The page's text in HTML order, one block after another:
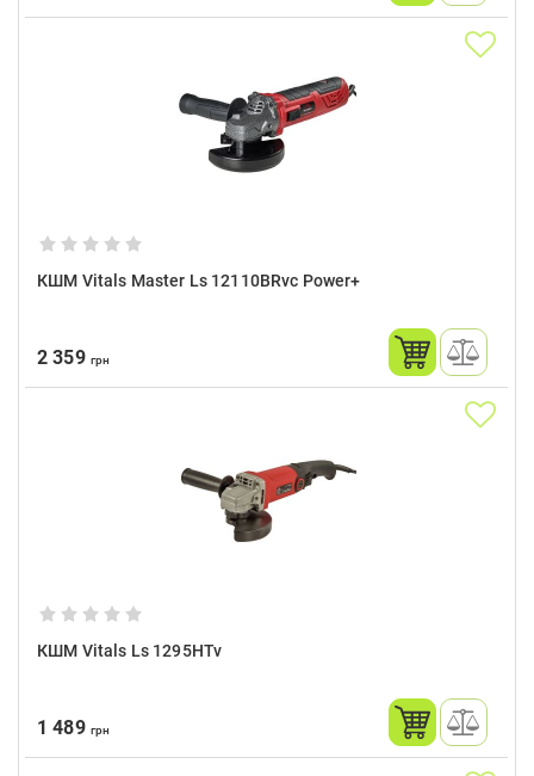
КШМ Vitals Master Ls 12110BRvc Power+
2 359 грн
КШМ Vitals Ls 1295HTv
1 489 грн